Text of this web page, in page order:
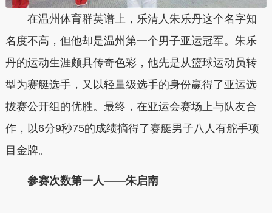
在温州体育群英谱上，乐清人朱乐丹这个名字知
名度不高，但他却是温州第一个男子亚运冠军。朱乐
丹的运动生涯颇具传奇色彩，他先是从篮球运动员转
型为赛艇选手，又以轻量级选手的身份赢得了亚运选
拔赛公开组的优胜。最终，在亚运会赛场上与队友合
作，以6分9秒75的成绩摘得了赛艇男子八人有舵手项
目金牌。
参赛次数第一人——朱启南